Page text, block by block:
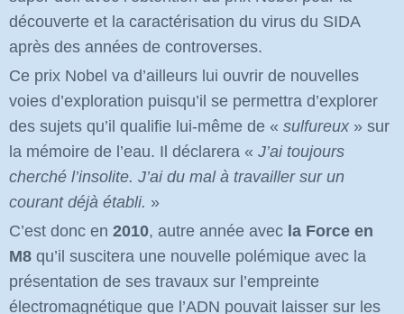
découverte et la caractérisation du virus du SIDA
après des années de controverses.
Ce prix Nobel va d’ailleurs lui ouvrir de nouvelles
voies d’exploration puisqu’il se permettra d’explorer
des sujets qu’il qualifie lui-même de « sulfureux » sur
la mémoire de l’eau. Il déclarera « J’ai toujours
cherché l’insolite. J’ai du mal à travailler sur un
courant déjà établi. »
C’est donc en 2010, autre année avec la Force en
M8 qu’il suscitera une nouvelle polémique avec la
présentation de ses travaux sur l’empreinte
électromagnétique que l’ADN pouvait laisser sur les